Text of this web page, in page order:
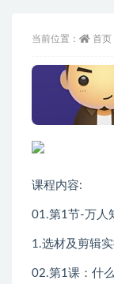
当前位置： 首页
课程内容:
01.第1节-万人
1.选材及剪辑
02.第1课：什